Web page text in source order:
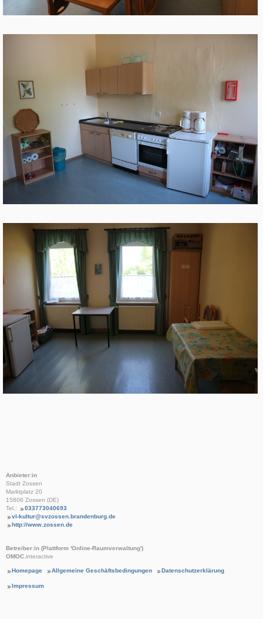
Anbieter:in
Stadt Zossen
Marktplatz 20
15806 Zossen (DE)
Tel.:
033773040693
vl-kultur@svzossen.brandenburg.de
http://www.zossen.de
Betreiber:in (Plattform 'Online-Raumverwaltung')
OMOC .interactive
Homepage Allgemeine Geschäftsbedingungen Datenschutzerklärung
Impressum